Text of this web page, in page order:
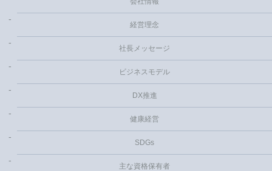
経営理念
社長メッセージ
ビジネスモデル
DX推進
健康経営
SDGs
主な資格保有者